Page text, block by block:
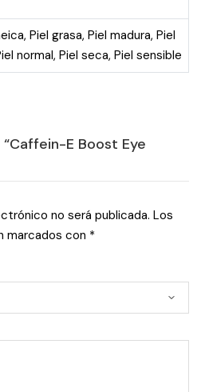
, Piel grasa, Piel madura, Piel
normal, Piel seca, Piel sensible
E Boost Eye
no será publicada. Los
marcados con *